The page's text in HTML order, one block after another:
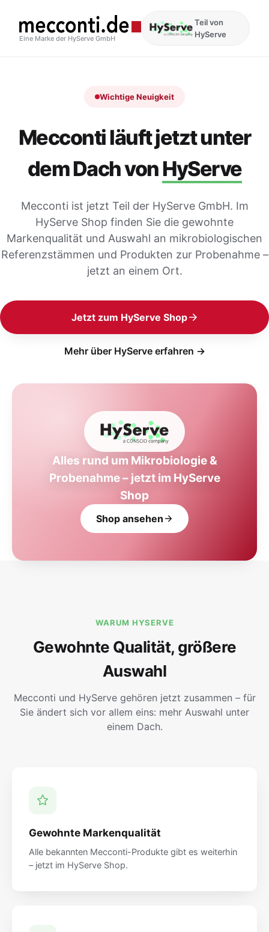
Eine Marke der HyServe GmbH
Teil von
HyServe
Wichtige Neuigkeit
Mecconti läuft jetzt unter
dem Dach vonHyServe
Mecconti ist jetzt Teil der HyServe GmbH. Im
HyServe Shop finden Sie die gewohnte
Markenqualität und Auswahl an mikrobiologischen
Referenzstämmen und Produkten zur Probenahme –
jetzt an einem Ort.
Jetzt zum HyServe Shop
Mehr über HyServe erfahren →
Alles rund um Mikrobiologie &
Probenahme – jetzt im HyServe
Shop
Shop ansehen
WARUM HYSERVE
Gewohnte Qualität, größere
Auswahl
Mecconti und HyServe gehören jetzt zusammen – für
Sie ändert sich vor allem eins: mehr Auswahl unter
einem Dach.
Gewohnte Markenqualität
Alle bekannten Mecconti-Produkte gibt es weiterhin
– jetzt im HyServe Shop.